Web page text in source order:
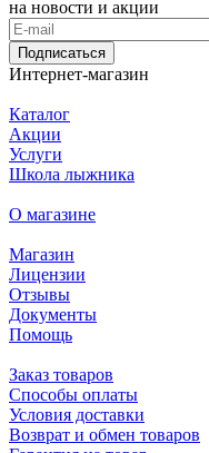
на новости и акции
Подписаться
Интернет-магазин
Каталог
Акции
Услуги
Школа лыжника
О магазине
Магазин
Лицензии
Отзывы
Документы
Помощь
Заказ товаров
Способы оплаты
Условия доставки
Возврат и обмен товаров